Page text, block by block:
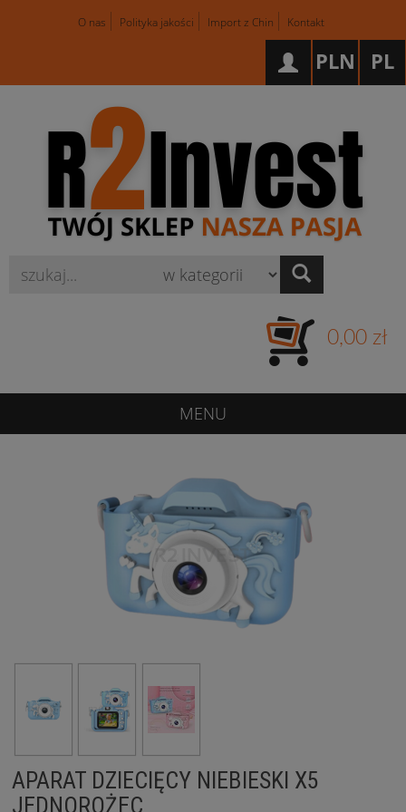
O nas Polityka jakości Import z Chin Kontakt
PL
PLN
0,00 zł
MENU
APARAT DZIECIĘCY NIEBIESKI X5
JEDNOROŻEC